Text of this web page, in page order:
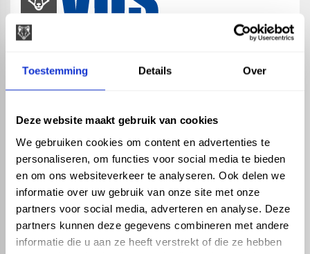
Toestemming Details Over
Deze website maakt gebruik van cookies
We gebruiken cookies om content en advertenties te
personaliseren, om functies voor social media te bieden
en om ons websiteverkeer te analyseren. Ook delen we
informatie over uw gebruik van onze site met onze
partners voor social media, adverteren en analyse. Deze
partners kunnen deze gegevens combineren met andere
informatie die u aan ze heeft verstrekt of die ze hebben
ASSORTIMENT KENNIS EN HULP
phone_enabled +31 416 75 02 55
mail info@vosproducts.nl
check_circleDé bouwmarkt van Altena
check_circle Direct uit grote voorraad geleverd met eigen transport
check_circleLevering in NL en BE